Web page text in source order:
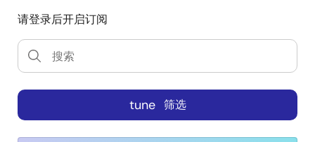
请登录后开启订阅
tune 筛选